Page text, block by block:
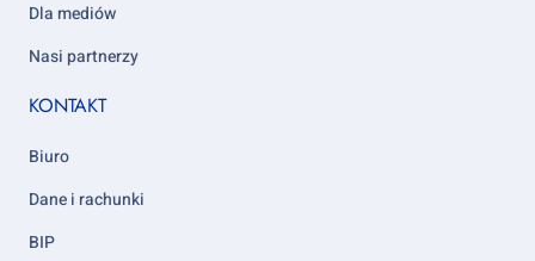
Dla mediów
Nasi partnerzy
KONTAKT
Biuro
Dane i rachunki
BIP